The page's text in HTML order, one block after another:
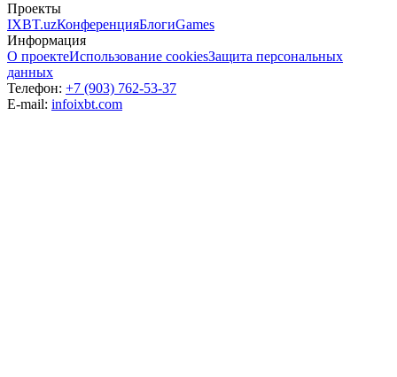
Проекты
IXBT.uzКонференцияБлогиGames
Информация
О проектеИспользование cookiesЗащита персональных
данных
Телефон: +7 (903) 762-53-37
E-mail: infoixbt.com